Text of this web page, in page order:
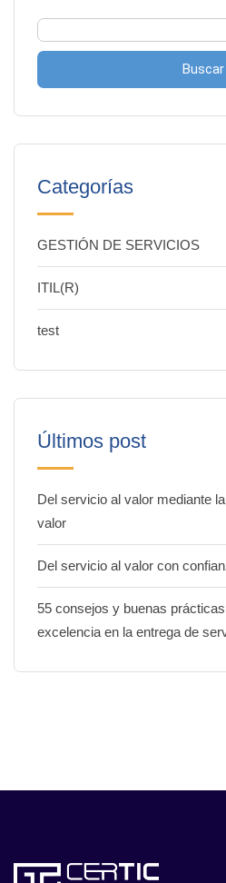
Buscar
Categorías
GESTIÓN DE SERVICIOS
ITIL(R)
test
Últimos post
Del servicio al valor mediante
valor
Del servicio al valor con
55 consejos y buenas
excelencia en la entrega de